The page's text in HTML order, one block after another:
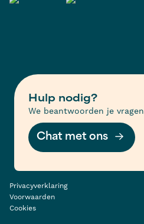
Hulp nodig?
We beantwoorden je vragen
Chat met ons
Privacyverklaring
Voorwaarden
Cookies